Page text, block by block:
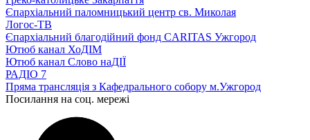
Єпархіальний паломницький центр св. Миколая
Логос-ТВ
Єпархіальний благодійний фонд CARITAS Ужгород
Ютюб канал ХоДІМ
Ютюб канал Слово наДІЇ
РАДІО 7
Пряма трансляція з Кафедрального собору м.Ужгород
Посилання на соц. мережі